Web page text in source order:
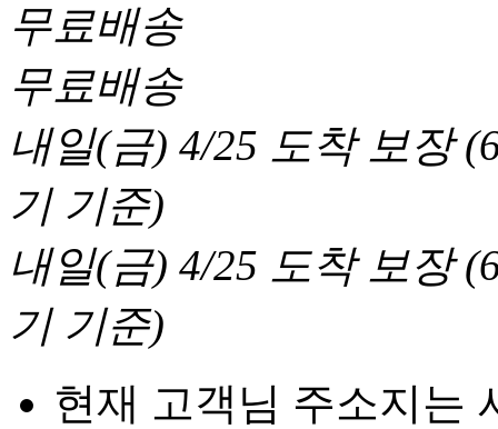
무료배송
무료배송
내일(금) 4/25 도착 보장(
기 기준)
내일(금) 4/25 도착 보장(
기 기준)
현재 고객님 주소지는